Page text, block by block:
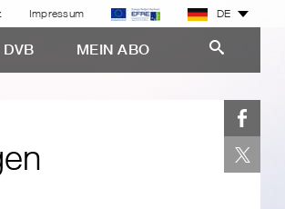
Impressum DE
DVB MEIN ABO